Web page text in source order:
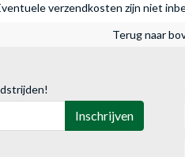
verzendkosten zijn niet
Terug naar
Inschrijven